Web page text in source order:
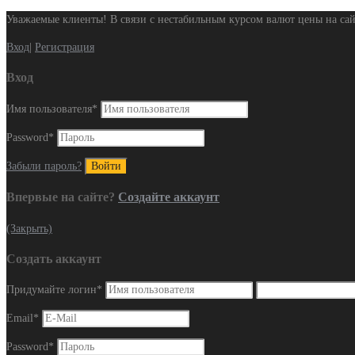
Уважаемые клиенты! В связи с нестабильным курсом валют цены на
Вход Регистрация
Вход
Имя пользователя*
Password *
Забыли пароль?
Впервые на сайте? Создайте аккаунт
(Закрыть)
Создать аккаунт
Придумайте логин*
Email*
Password*